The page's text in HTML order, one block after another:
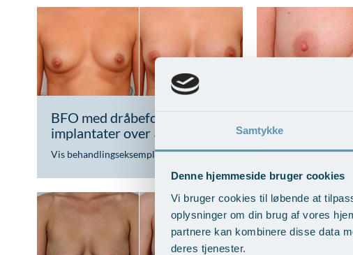
Samtykke
Denne hjemmeside bruger cookies
Vi bruger cookies til løbende at
oplysninger om din brug af vores
partnere kan kombinere disse data
deres tjenester.
BFO med dråbeformede
implantater over 300 ml
Vis behandlingseksempler>
implantater
Vis